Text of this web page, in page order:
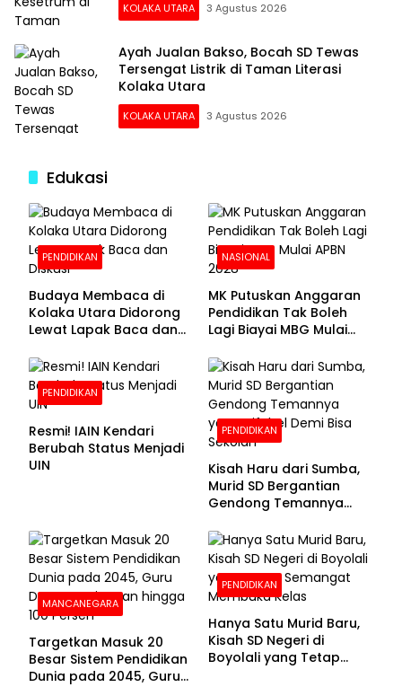
KOLAKA UTARA 3 Agustus 2026
Ayah Jualan Bakso, Bocah SD Tewas
Tersengat Listrik di Taman Literasi
Kolaka Utara
KOLAKA UTARA 3 Agustus 2026
Edukasi
PENDIDIKAN
Budaya Membaca di
Kolaka Utara Didorong
Lewat Lapak Baca dan
NASIONAL
MK Putuskan Anggaran
Pendidikan Tak Boleh
Lagi Biayai MBG Mulai
PENDIDIKAN
Resmi! IAIN Kendari
Berubah Status Menjadi
UIN
PENDIDIKAN
Kisah Haru dari Sumba,
Murid SD Bergantian
Gendong Temannya
Sekolah
MANCANEGARA
Targetkan Masuk 20
Besar Sistem Pendidikan
Dunia pada 2045, Guru
PENDIDIKAN
Hanya Satu Murid Baru,
Kisah SD Negeri di
Boyolali yang Tetap